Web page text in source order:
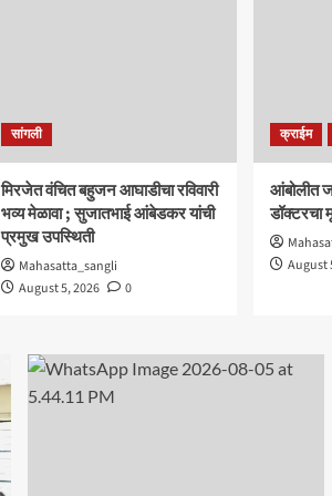
सांगली
मिरजेत वंचित बहुजन आघाडीचा रविवारी
भव्य मेळावा ; सुजातभाई आंबेडकर यांची
प्रमुख उपस्थिती
Mahasatta_sangli
August 5, 2026
0
क्राईम
आंबोलीत
August